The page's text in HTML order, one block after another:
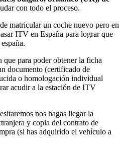
con todo el proceso.
matricular un coche nuevo pero en
ITV en España para lograr que
para poder obtener la ficha
documento (certificado de
o homologación individual
acudir a la estación de ITV
nos hagas llegar la
y copia del contrato de
(si has adquirido el vehículo a